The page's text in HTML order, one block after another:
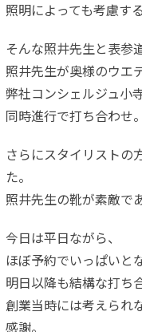
照明によっても考慮す
そんな照井先生と表参
照井先生が奥様のウエ
弊社コンシェルジュ小
同時進行で打ち合わせ。
さらにスタイリストの
た。
照井先生の靴が素敵で
今日は平日ながら、
ほぼ予約でいっぱいと
明日以降も結構な打ち
創業当時には考えられ